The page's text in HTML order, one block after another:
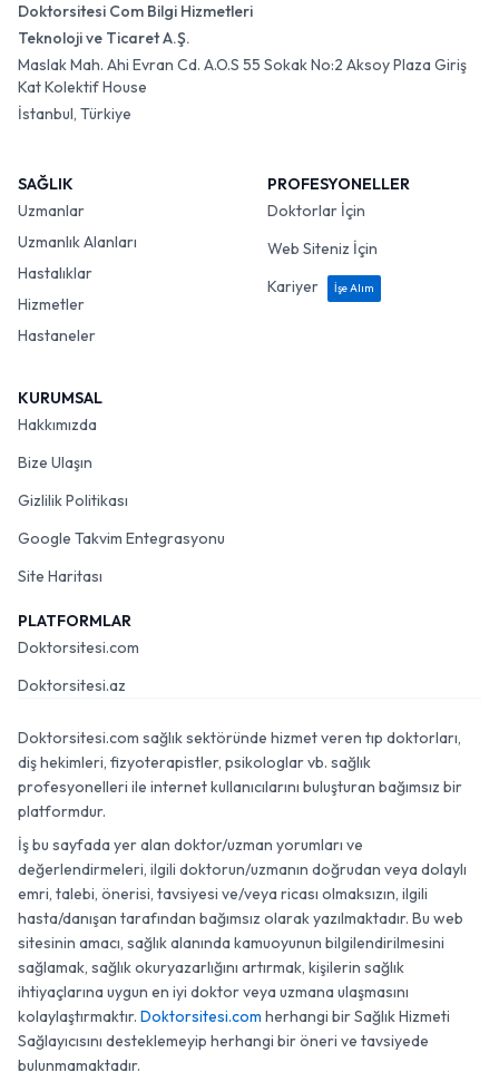
Doktorsitesi Com Bilgi Hizmetleri
Teknoloji ve Ticaret A.Ş.
Maslak Mah. Ahi Evran Cd. A.O.S 55 Sokak No:2 Aksoy Plaza Giriş
Kat Kolektif House
İstanbul, Türkiye
SAĞLIK
Uzmanlar
Uzmanlık Alanları
Hastalıklar
Hizmetler
Hastaneler
PROFESYONELLER
Doktorlar İçin
Web Siteniz İçin
Kariyer
İşe Alım
KURUMSAL
Hakkımızda
Bize Ulaşın
Gizlilik Politikası
Google Takvim Entegrasyonu
Site Haritası
PLATFORMLAR
Doktorsitesi.com
Doktorsitesi.az
Doktorsitesi.com sağlık sektöründe hizmet veren tıp doktorları,
diş hekimleri, fizyoterapistler, psikologlar vb. sağlık
profesyonelleri ile internet kullanıcılarını buluşturan bağımsız bir
platformdur.
İş bu sayfada yer alan doktor/uzman yorumları ve
değerlendirmeleri, ilgili doktorun/uzmanın doğrudan veya dolaylı
emri, talebi, önerisi, tavsiyesi ve/veya ricası olmaksızın, ilgili
hasta/danışan tarafından bağımsız olarak yazılmaktadır. Bu web
sitesinin amacı, sağlık alanında kamuoyunun bilgilendirilmesini
sağlamak, sağlık okuryazarlığını artırmak, kişilerin sağlık
ihtiyaçlarına uygun en iyi doktor veya uzmana ulaşmasını
kolaylaştırmaktır. Doktorsitesi.com herhangi bir Sağlık Hizmeti
Sağlayıcısını desteklemeyip herhangi bir öneri ve tavsiyede
bulunmamaktadır.